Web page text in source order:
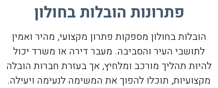
פתרונות הובלות בחולון
הובלות בחולון מספקות פתרון מקצועי, מהיר ואמין
לתושבי העיר והסביבה. מעבר דירה או משרד יכול
להיות תהליך מורכב ומלחיץ, אך בעזרת חברות הובלה
מקצועיות, תוכלו להפוך את המשימה לנעימה ויעילה.